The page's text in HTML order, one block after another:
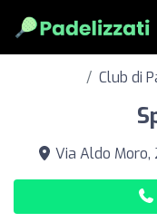
Club di
Via Aldo Moro,